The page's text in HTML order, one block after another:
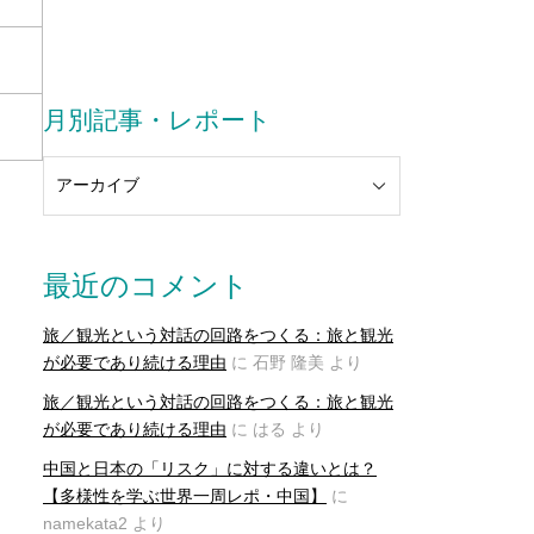
月別記事・レポート
最近のコメント
旅／観光という対話の回路をつくる：旅と観光
が必要であり続ける理由 に 石野 隆美 より
旅／観光という対話の回路をつくる：旅と観光
が必要であり続ける理由 に はる より
中国と日本の「リスク」に対する違いとは？
【多様性を学ぶ世界一周レポ・中国】
に
namekata2 より